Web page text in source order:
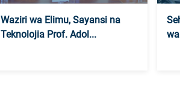
Waziri wa Elimu, Sayansi na
Teknolojia Prof. Adol...